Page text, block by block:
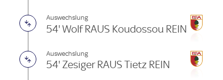
Auswechslung
54' Wolf RAUS Koudossou REIN
Auswechslung
54' Zesiger RAUS Tietz REIN